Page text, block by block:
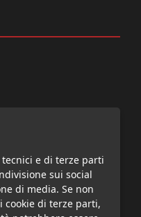
e di terze parti
sui social
di media. Se non
cookie di terze parti,